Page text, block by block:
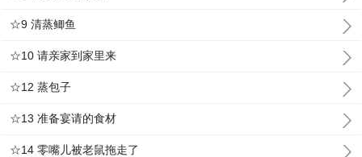
☆9 清蒸鲫鱼
☆10 请亲家到家里来
☆12 蒸包子
☆13 准备宴请的食材
☆14 零嘴儿被老鼠拖走了